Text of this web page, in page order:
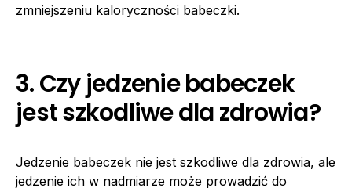
zmniejszeniu kaloryczności babeczki.
3. Czy jedzenie babeczek
jest szkodliwe dla zdrowia?
Jedzenie babeczek nie jest szkodliwe dla zdrowia, ale
jedzenie ich w nadmiarze może prowadzić do